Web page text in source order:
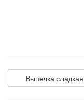
Выпечка сладкая